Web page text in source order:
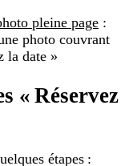
pleine page :
photo couvrant
la date »
« Réservez
étapes :